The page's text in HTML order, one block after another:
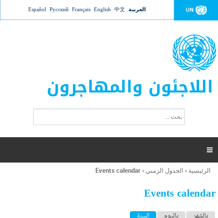
Jump to navigation UN العربية 中文
English
Français
Русский
Español
اللاجئون والمهاجرون
ت
ر
ل
ح
ب

أنت
هنا
الرئيسية › الجدول الزمني ›
Events calendar
Events calendar